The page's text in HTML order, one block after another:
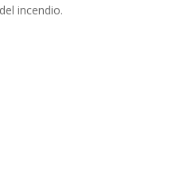
del incendio.